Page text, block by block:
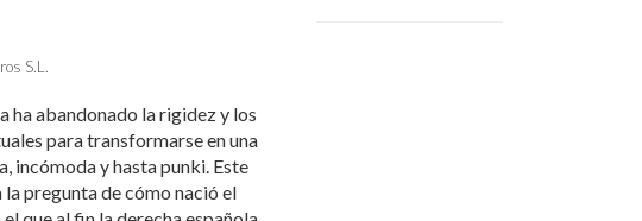
S.L.
ha abandonado la rigidez y los
para transformarse en una
incómoda y hasta punki. Este
pregunta de cómo nació el